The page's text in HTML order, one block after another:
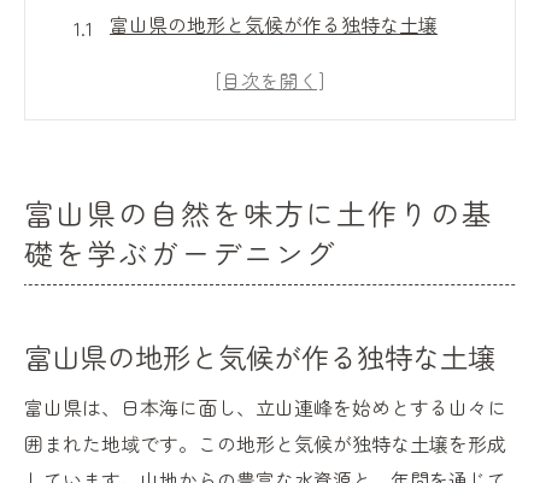
富山県の地形と気候が作る独特な土壌
地域の自然素材を活用した有機土の作り方
法
病害虫から土を守る自然な対策
の第一歩
ガーデニング初心者におすすめの土壌改良
剤
富山県の自然を味方に土作りの基
礎を学ぶガーデニング
富山県の地形と気候が作る独特な土壌
富山県は、日本海に面し、立山連峰を始めとする山々に
囲まれた地域です。この地形と気候が独特な土壌を形成